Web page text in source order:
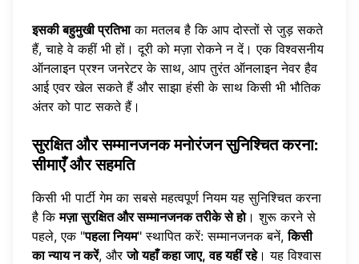
इसकी बहुमुखी प्रतिभाका मतलब है कि आप दोस्तों से जुड़ सकते
हैं, चाहे वे कहीं भी हों। दूरी को मज़ा रोकने न दें। एक विश्वसनीय
ऑनलाइन प्रश्न जनरेटर के साथ, आप तुरंत ऑनलाइन नेवर हैव
आई एवर खेल सकते हैंऔर साझा हंसी के साथ किसी भी भौतिक
अंतर को पाट सकते हैं।
सुरक्षित और सम्मानजनक मनोरंजन सुनिश्चित करना:
सीमाएँ और सहमति
किसी भी पार्टी गेम का सबसे महत्वपूर्ण नियम यह सुनिश्चित करना
है किमज़ा सुरक्षित और सम्मानजनक तरीके से हो। शुरू करने से
पहले, एक "पहला नियम" स्थापित करें: सम्मानजनक बनें,किसी
का न्याय न करें, औरजो यहाँ कहा जाए, वह यहीं रहे। यह विश्वास